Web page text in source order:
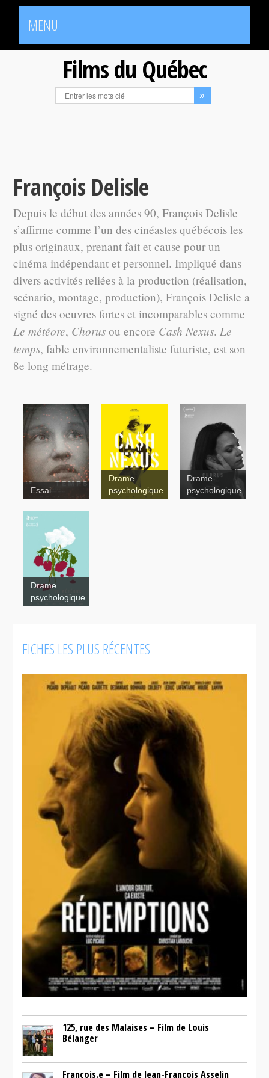
MENU
Films du Québec
François Delisle
Depuis le début des années 90, François Delisle
s’affirme comme l’un des cinéastes québécois les
plus originaux, prenant fait et cause pour un
cinéma indépendant et personnel. Impliqué dans
divers activités reliées à la production (réalisation,
scénario, montage, production), François Delisle a
signé des oeuvres fortes et incomparables comme
Le météore, Chorus ou encore Cash Nexus.Le
temps, fable environnementaliste futuriste, est son
8e long métrage.
Météore
Essai
Drame
psychologique
Drame
psychologique
Le météore
Drame
psychologique
FICHES LES PLUS RÉCENTES
125, rue des Malaises – Film de Louis
Bélanger
François.e – Film de Jean-François Asselin